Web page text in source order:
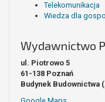
Telekomunikacja
Wiedza dla
Wydawnictwo
ul. Piotrowo 5
61-138 Poznań
Budynek Budownictwa